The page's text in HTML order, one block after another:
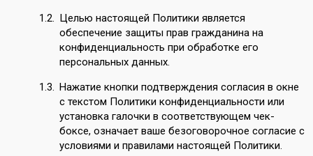
Целью настоящей Политики является
обеспечение защиты прав гражданина на
конфиденциальность при обработке его
персональных данных.
Нажатие кнопки подтверждения согласия в окне
с текстом Политики конфиденциальности или
установка галочки в соответствующем чек-
боксе, означает ваше безоговорочное согласие с
условиями и правилами настоящей Политики.